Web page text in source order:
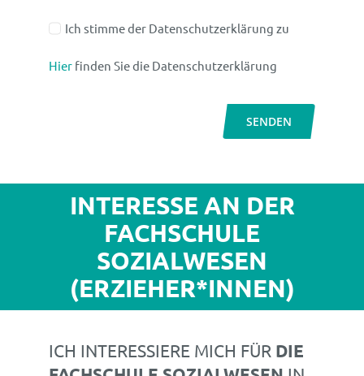
Ich stimme der Datenschutzerklärung zu
Hierfinden Sie die Datenschutzerklärung
SENDEN
INTERESSE AN DER
FACHSCHULE
SOZIALWESEN
(ERZIEHER*INNEN)
ICH INTERESSIERE MICH FÜR DIE